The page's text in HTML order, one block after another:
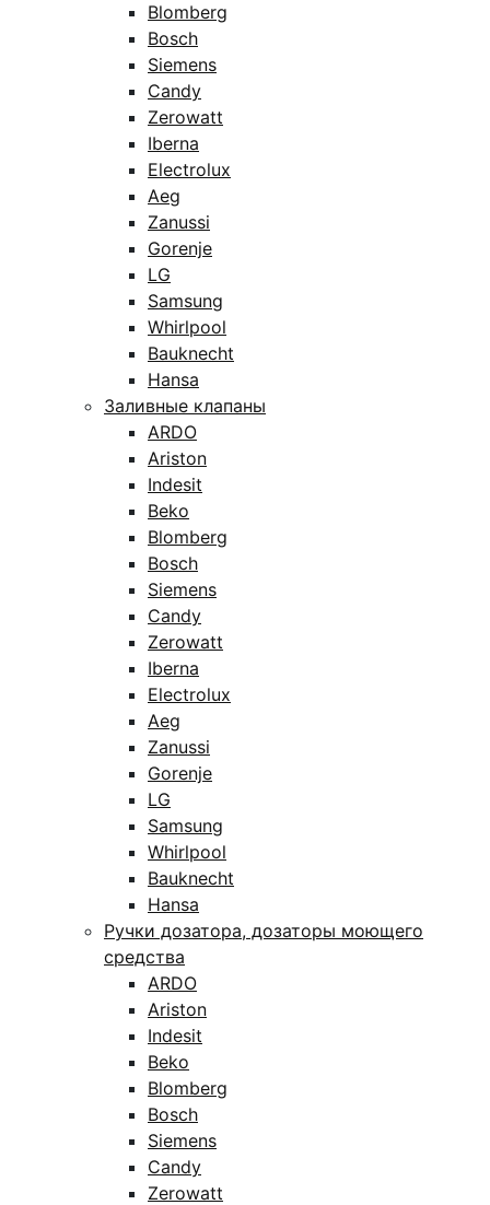
Blomberg
Bosch
Siemens
Candy
Zerowatt
Iberna
Electrolux
Aeg
Zanussi
Gorenje
LG
Samsung
Whirlpool
Bauknecht
Hansa
Заливные клапаны
ARDO
Ariston
Indesit
Beko
Blomberg
Bosch
Siemens
Candy
Zerowatt
Iberna
Electrolux
Aeg
Zanussi
Gorenje
LG
Samsung
Whirlpool
Bauknecht
Hansa
Ручки дозатора, дозаторы моющего
средства
ARDO
Ariston
Indesit
Beko
Blomberg
Bosch
Siemens
Candy
Zerowatt